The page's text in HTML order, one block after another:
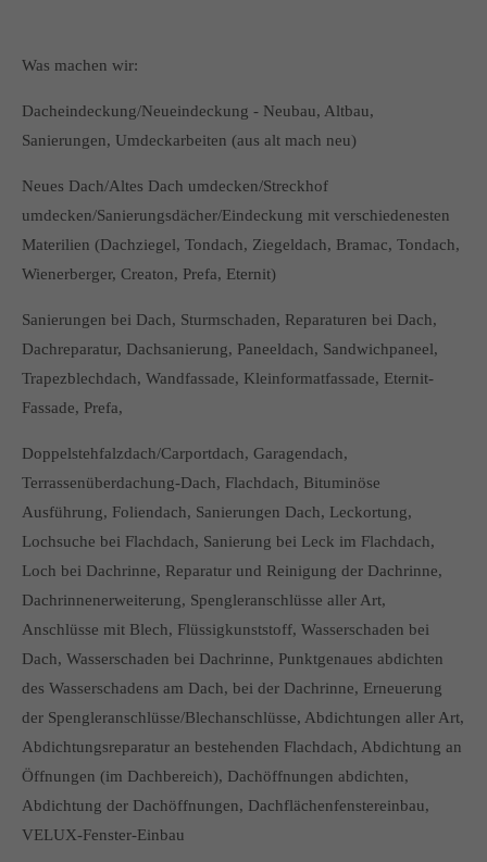
Was machen wir:
Dacheindeckung/Neueindeckung - Neubau, Altbau,
Sanierungen, Umdeckarbeiten (aus alt mach neu)
Neues Dach/Altes Dach umdecken/Streckhof
umdecken/Sanierungsdächer/Eindeckung mit verschiedenesten
Materilien (Dachziegel, Tondach, Ziegeldach, Bramac, Tondach,
Wienerberger, Creaton, Prefa, Eternit)
Sanierungen bei Dach, Sturmschaden, Reparaturen bei Dach,
Dachreparatur, Dachsanierung, Paneeldach, Sandwichpaneel,
Trapezblechdach, Wandfassade, Kleinformatfassade, Eternit-
Fassade, Prefa,
Doppelstehfalzdach/Carportdach, Garagendach,
Terrassenüberdachung-Dach, Flachdach, Bituminöse
Ausführung, Foliendach, Sanierungen Dach, Leckortung,
Lochsuche bei Flachdach, Sanierung bei Leck im Flachdach,
Loch bei Dachrinne, Reparatur und Reinigung der Dachrinne,
Dachrinnenerweiterung, Spengleranschlüsse aller Art,
Anschlüsse mit Blech, Flüssigkunststoff, Wasserschaden bei
Dach, Wasserschaden bei Dachrinne, Punktgenaues abdichten
des Wasserschadens am Dach, bei der Dachrinne, Erneuerung
der Spengleranschlüsse/Blechanschlüsse, Abdichtungen aller Art,
Abdichtungsreparatur an bestehenden Flachdach, Abdichtung an
Öffnungen (im Dachbereich), Dachöffnungen abdichten,
Abdichtung der Dachöffnungen, Dachflächenfenstereinbau,
VELUX-Fenster-Einbau